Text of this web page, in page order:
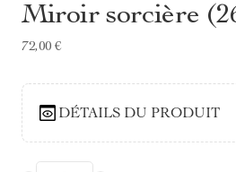
Miroir sorcière
72,00 €
DÉTAILS DU PRODUIT